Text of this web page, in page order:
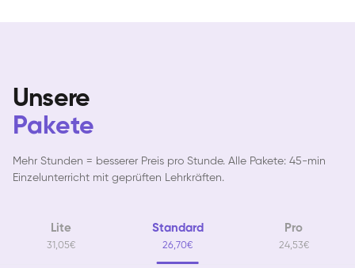
Unsere
Pakete
Mehr Stunden = besserer Preis pro Stunde. Alle Pakete: 45-min
Einzelunterricht mit geprüften Lehrkräften.
Lite
31,05€
Standard
26,70€
Pro
24,53€